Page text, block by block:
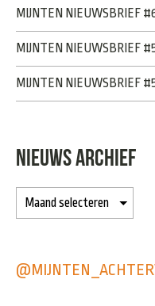
MIJNTEN NIEUWSBRIEF
MIJNTEN NIEUWSBRIEF
MIJNTEN NIEUWSBRIEF
NIEUWS ARCHIEF